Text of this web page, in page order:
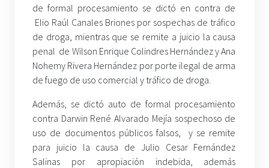
de formal procesamiento se dictó en contra de
Elio Raúl Canales Briones por sospechas de tráfico
de droga, mientras que se remite a juicio la causa
penal de Wilson Enrique Colindres Hernández y Ana
Nohemy Rivera Hernández por porte ilegal de arma
de fuego de uso comercial y tráfico de droga.
Además, se dictó auto de formal procesamiento
contra Darwin René Alvarado Mejía sospechoso de
uso de documentos públicos falsos, y se remite
para juicio la causa de Julio Cesar Fernández
Salinas por apropiación indebida, además